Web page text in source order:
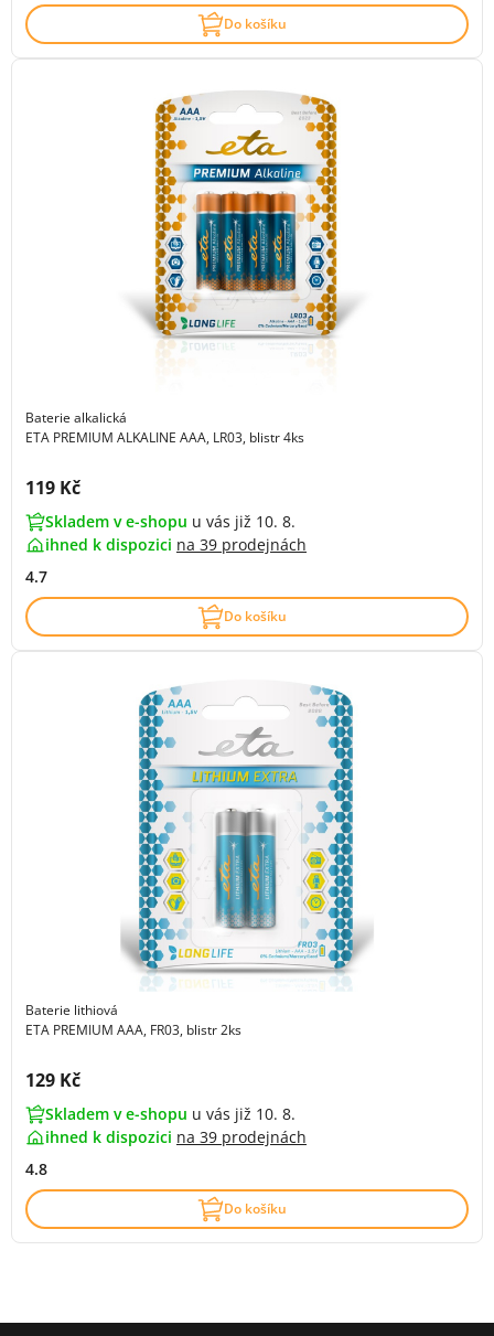
Do košíku
Baterie alkalická
ETA PREMIUM ALKALINE AAA, LR03, blistr 4ks
Cena s DPH:
119 Kč
Skladem v e-shopu u vás již 10. 8.
ihned k dispozici na 39 prodejnách
4.7
Do košíku
Baterie lithiová
ETA PREMIUM AAA, FR03, blistr 2ks
Cena s DPH:
129 Kč
Skladem v e-shopu u vás již 10. 8.
ihned k dispozici na 39 prodejnách
4.8
Do košíku